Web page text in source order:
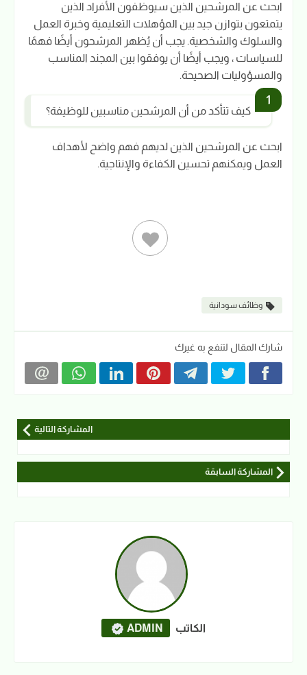
ابحث عن المرشحين الذين سيوظفون الأفراد الذين
يتمتعون بتوازن جيد بين المؤهلات التعليمية وخبرة العمل
والسلوك والشخصية. يجب أن يُظهر المرشحون أيضًا فهمًا
للسياسات ، ويجب أيضًا أن يوفقوا بين المجند المناسب
والمسؤوليات الصحيحة.
كيف تتأكد من أن المرشحين مناسبين للوظيفة؟
ابحث عن المرشحين الذين لديهم فهم واضح لأهداف
العمل ويمكنهم تحسين الكفاءة والإنتاجية.
وظائف سودانية
شارك المقال لتنفع به غيرك
المشاركة التالية
المشاركة السابقة
الكاتب ADMIN